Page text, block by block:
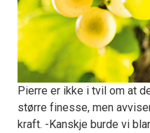
Pierre er ikke i tvil om at
større finesse, men
kraft. -Kanskje burde vi